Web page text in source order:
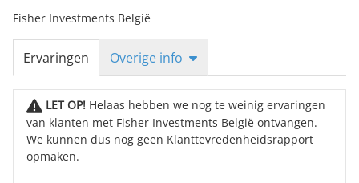
Fisher Investments België
Ervaringen Overige info
LET OP! Helaas hebben we nog te weinig ervaringen
van klanten met Fisher Investments België ontvangen.
We kunnen dus nog geen Klanttevredenheidsrapport
opmaken.